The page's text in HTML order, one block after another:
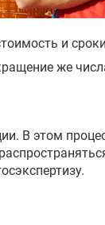
и
же
В этом